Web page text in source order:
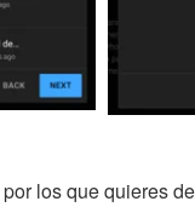
por los que quieres